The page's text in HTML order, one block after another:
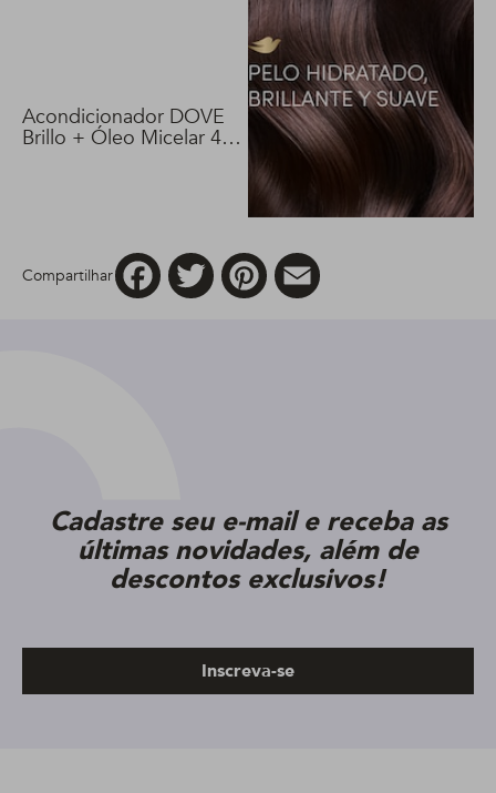
Acondicionador DOVE
Brillo + Óleo Micelar 400
Compartilhar
FacebookTwitter Pinterest
Cadastre seu e-mail e receba as
últimas novidades, além de
descontos exclusivos!
Inscreva-se